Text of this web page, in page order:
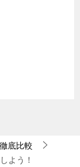
底比較
よう！